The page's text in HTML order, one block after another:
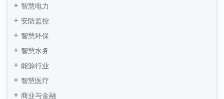
【随手拍活动作品】我在果园，为你种水果
【随手拍活动作品】zigbee助力农业智能灌溉系统
四信ZigBee模块助力大庆油田油井无线监测应用
通过ZigBee实现油田油井无线监测应用
智慧电力
安防监控
智慧环保
智慧水务
能源行业
智慧医疗
商业与金融